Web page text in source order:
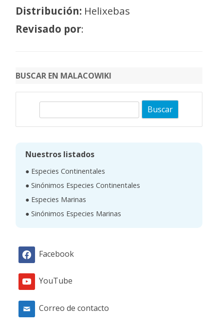
Distribución: Helixebas
Revisado por:
BUSCAR EN MALACOWIKI
Nuestros listados
● Especies Continentales
● Sinónimos Especies Continentales
● Especies Marinas
● Sinónimos Especies Marinas
Facebook
YouTube
Correo de contacto